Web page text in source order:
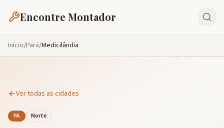
Encontre Montador
Início/Pará/Medicilândia
Ver todas as cidades
PA Norte